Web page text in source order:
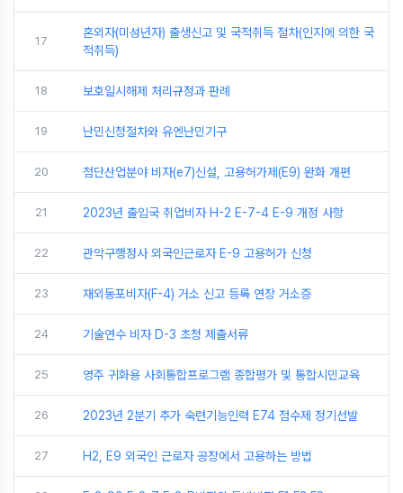
17
혼외자(미성년자) 출생신고 및 국적취득 절차(인지에 의한 국
적취득)
18 보호일시해제 처리규정과 판례
19 난민신청절차와 유엔난민기구
20 첨단산업분야 비자(e7)신설, 고용허가제(E9) 완화 개편
21 2023년 출입국 취업비자 H-2 E-7-4 E-9 개정 사항
22 관악구행정사 외국인근로자 E-9 고용허가 신청
23 재외동포비자(F-4) 거소 신고 등록 연장 거소증
24 기술연수 비자 D-3 초청 제출서류
25 영주 귀화용 사회통합프로그램 종합평가 및 통합시민교육
26 2023년 2분기 추가 숙련기능인력 E74 점수제 정기선발
27 H2, E9 외국인 근로자 공장에서 고용하는 방법